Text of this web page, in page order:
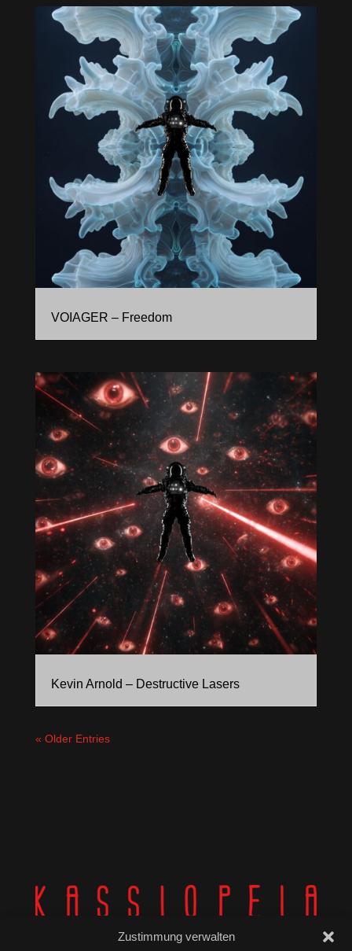
Zustimmung verwalten
VOIAGER – Freedom
Kevin Arnold – Destructive Lasers
« Older Entries